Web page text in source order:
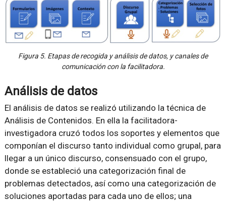
Figura 5. Etapas de recogida y análisis de datos, y canales de
comunicación con la facilitadora.
Análisis de datos
El análisis de datos se realizó utilizando la técnica de
Análisis de Contenidos. En ella la facilitadora-
investigadora cruzó todos los soportes y elementos que
componían el discurso tanto individual como grupal, para
llegar a un único discurso, consensuado con el grupo,
donde se estableció una categorización final de
problemas detectados, así como una categorización de
soluciones aportadas para cada uno de ellos; una